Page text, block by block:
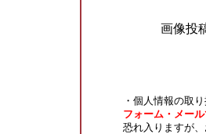
画像投
・個人情報の取
フォーム・メー
恐れ入りますが